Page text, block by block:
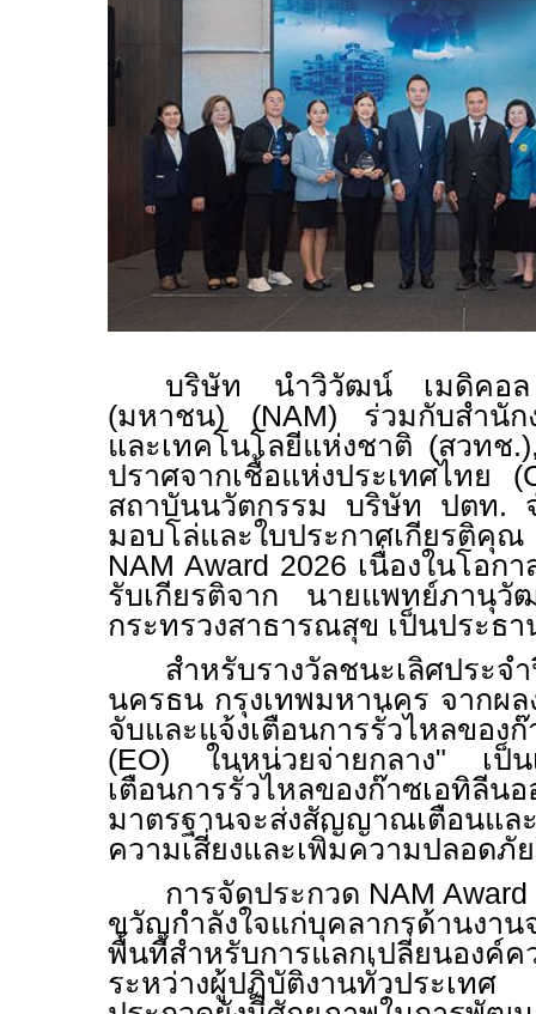
บริษัท นำวิวัฒน์ เมดิคอ
(มหาชน) (NAM) ร่วมกับสำนั
และเทคโนโลยีแห่งชาติ (สวทช.)
ปราศจากเชื้อแห่งประเทศไทย (
สถาบันนวัตกรรม บริษัท ปตท.
มอบโล่และใบประกาศเกียรติคุ
NAM Award 2026 เนื่องในโอก
รับเกียรติจาก นายแพทย์ภานุ
กระทรวงสาธารณสุข เป็นประธ
สำหรับรางวัลชนะเลิศประจ
นครธน กรุงเทพมหานคร จากผ
จับและแจ้งเตือนการรั่วไหลของ
(EO) ในหน่วยจ่ายกลาง" เป็น
เตือนการรั่วไหลของก๊าซเอทิลีน
มาตรฐานจะส่งสัญญาณเตือนแล
ความเสี่ยงและเพิ่มความปลอดภั
การจัดประกวด NAM Award
ขวัญกำลังใจแก่บุคลากรด้านงา
พื้นที่สำหรับการแลกเปลี่ยนองค์
ระหว่างผู้ปฏิบัติงานทั่วประเท